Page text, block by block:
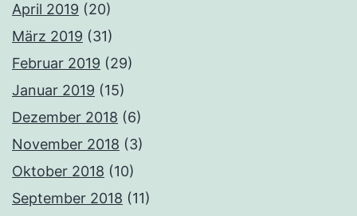
April 2019 (20)
März 2019 (31)
Februar 2019 (29)
Januar 2019 (15)
Dezember 2018 (6)
November 2018 (3)
Oktober 2018 (10)
September 2018 (11)